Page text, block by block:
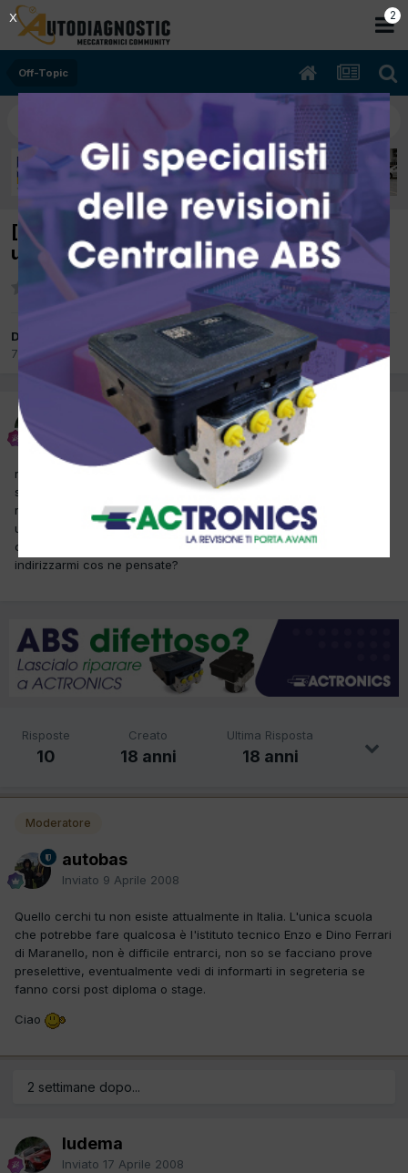
Off-Topic
[FORMAZIONE] Dove trovare una facoltà
universitaria idonea per il nostro lavoro?
Da ludema
7 Aprile 2008 inOff-Topic
ludema
7 Aprile 2008
ragazzi sto cercando una facoltà universitaria specifica per
specializzarmi in elettrauto voi ne conoscete qualcuna??non mi
riferisco a ingegneria elettronica e via discorrendo io voglio fare
una facoltà che sia inerente al mondo dell'automobile peccato
che non esiste!! volevo sapere se qualcuno di voi sa dove posso
indirizzarmi cos ne pensate?
Risposte
10
Creato
18 anni
Ultima Risposta
18 anni
Moderatore
autobas
Inviato 9 Aprile 2008
Quello cerchi tu non esiste attualmente in Italia. L'unica scuola
che potrebbe fare qualcosa è l'istituto tecnico Enzo e Dino Ferrari
di Maranello, non è difficile entrarci, non so se facciano prove
preselettive, eventualmente vedi di informarti in segreteria se
fanno corsi post diploma o stage.
Ciao
2 settimane dopo...
ludema
Inviato 17 Aprile 2008
1
X